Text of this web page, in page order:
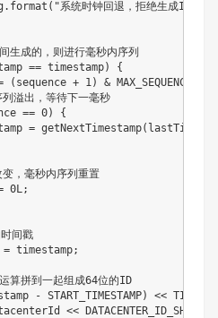
系统时钟回退，拒绝生成ID。
成的，则进行毫秒内序列
== timestamp) {
(sequence + 1) & MAX_SEQUENCE;
溢出，等待下一毫秒
== 0) {
=
，毫秒内序列重置
0L;
间戳
timestamp;
算拼到一起组成64位的ID
- START_TIMESTAMP) <<
<< DATACENTER_ID_SHIFT)